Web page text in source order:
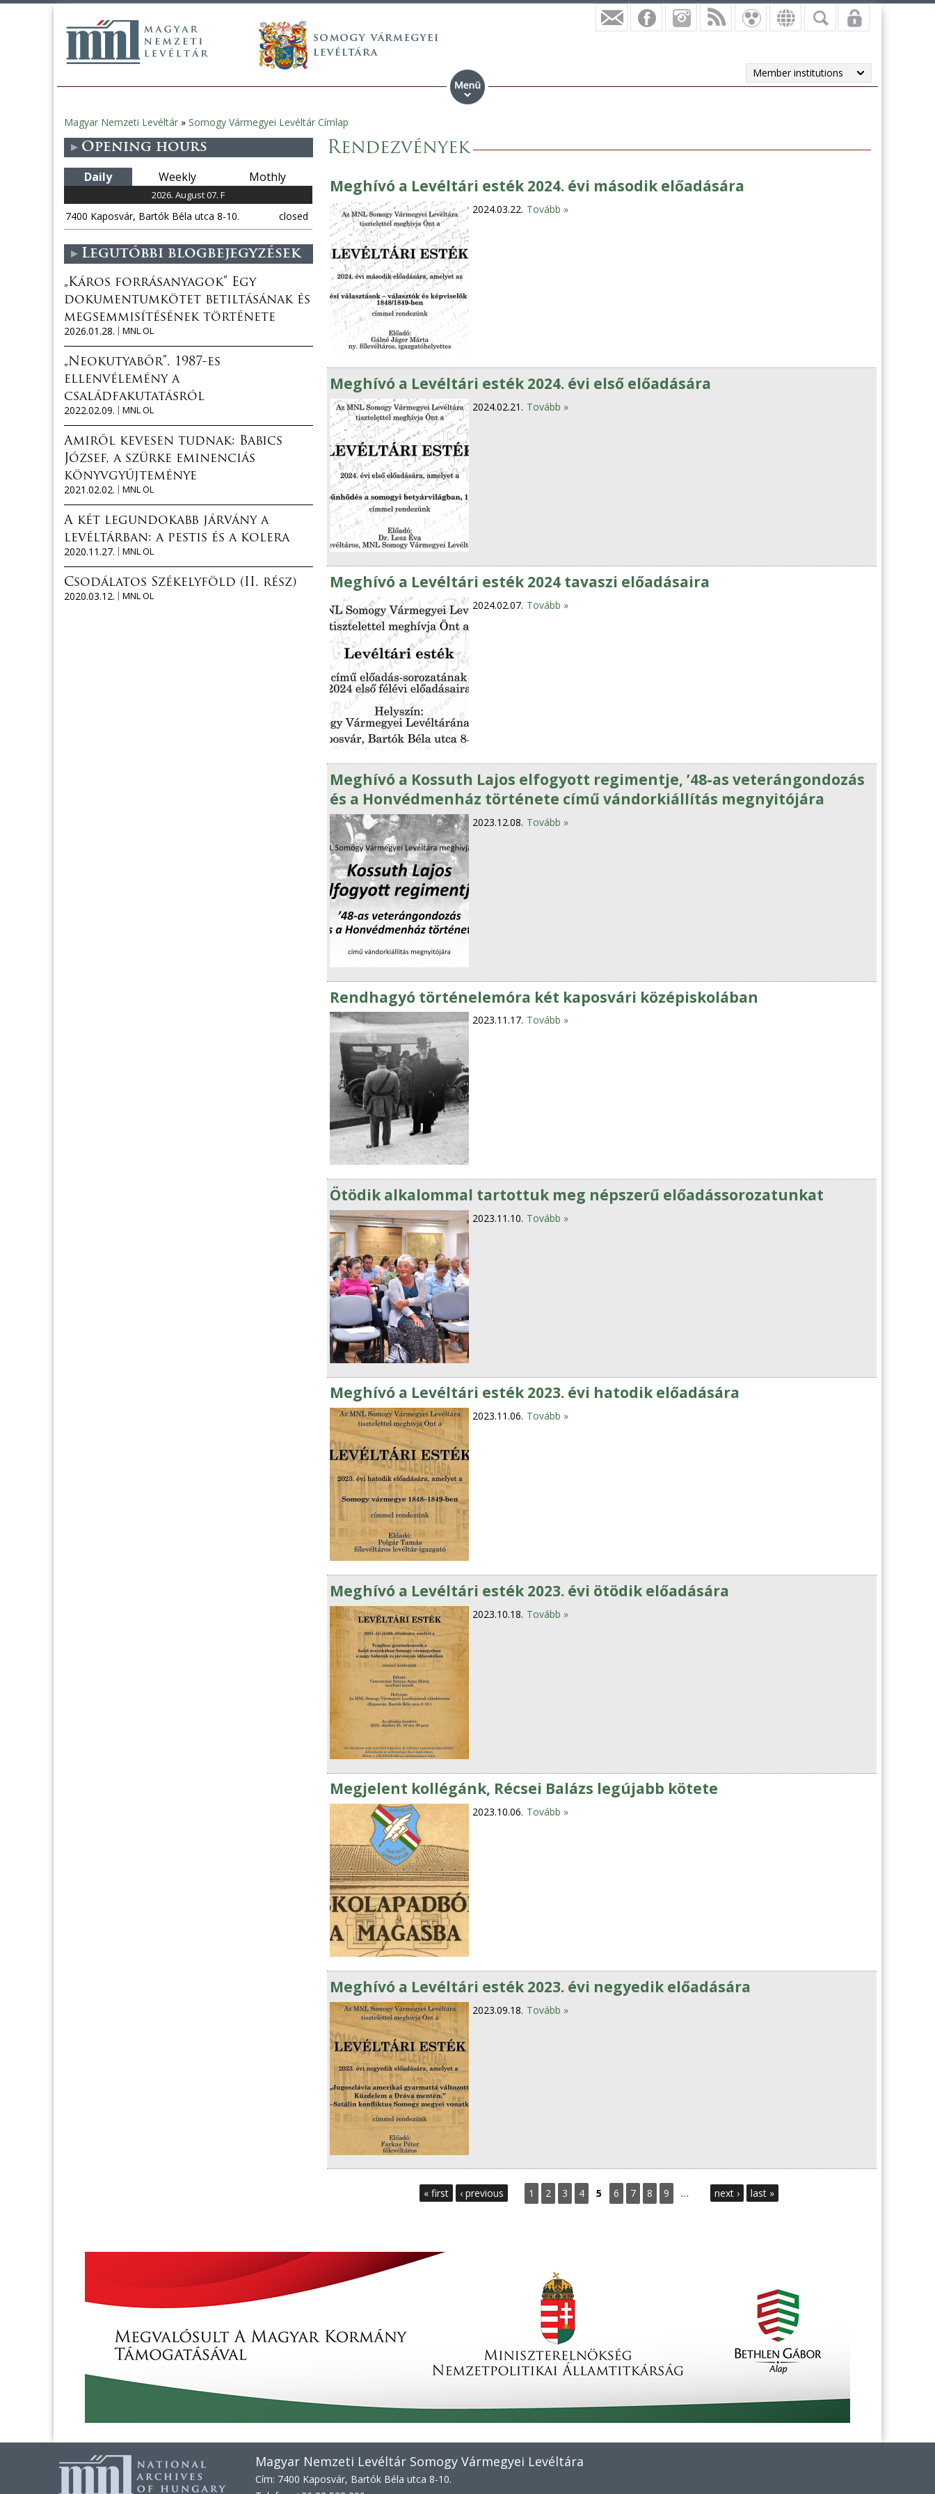
Member institutions
You
are
here
Magyar Nemzeti Levéltár » Somogy Vármegyei Levéltár Címlap
Rendezvények
Meghívó a Levéltári esték 2024. évi második előadására
2024.03.22. Tovább »
Meghívó a Levéltári esték 2024. évi első előadására
2024.02.21. Tovább »
Meghívó a Levéltári esték 2024 tavaszi előadásaira
2024.02.07. Tovább »
Meghívó a Kossuth Lajos elfogyott regimentje, ’48-as veterángondozás
és a Honvédmenház története című vándorkiállítás megnyitójára
2023.12.08. Tovább »
Rendhagyó történelemóra két kaposvári középiskolában
2023.11.17. Tovább »
Ötödik alkalommal tartottuk meg népszerű előadássorozatunkat
2023.11.10. Tovább »
Meghívó a Levéltári esték 2023. évi hatodik előadására
2023.11.06. Tovább »
Meghívó a Levéltári esték 2023. évi ötödik előadására
2023.10.18. Tovább »
Megjelent kollégánk, Récsei Balázs legújabb kötete
2023.10.06. Tovább »
Meghívó a Levéltári esték 2023. évi negyedik előadására
2023.09.18. Tovább »
« first ‹ previous 1 2 3 4 5 6 7 8 9 … next › last »
Opening hours
Daily Weekly Mothly
2026. August 07. F
7400 Kaposvár, Bartók Béla utca 8-10. closed
Legutóbbi blogbejegyzések
„Káros forrásanyagok” Egy
dokumentumkötet betiltásának és
megsemmisítésének története
2026.01.28.
MNL OL
„Neokutyabőr”. 1987-es
ellenvélemény a
családfakutatásról
2022.02.09.
MNL OL
Amiről kevesen tudnak: Babics
József, a szürke eminenciás
könyvgyűjteménye
2021.02.02.
MNL OL
A két legundokabb járvány a
levéltárban: a pestis és a kolera
2020.11.27.
MNL OL
Csodálatos Székelyföld (II. rész)
2020.03.12.
MNL OL
Magyar Nemzeti Levéltár Somogy Vármegyei Levéltára
Cím: 7400 Kaposvár, Bartók Béla utca 8-10.